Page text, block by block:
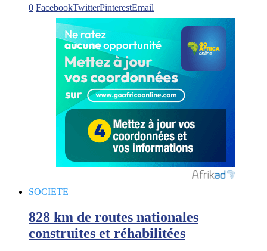
0 FacebookTwitterPinterestEmail
SOCIETE
828 km de routes nationales
construites et réhabilitées